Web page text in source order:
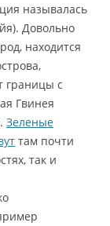
называлась
Довольно
находится
границы с
Гвинея
Зеленые
там почти
так и